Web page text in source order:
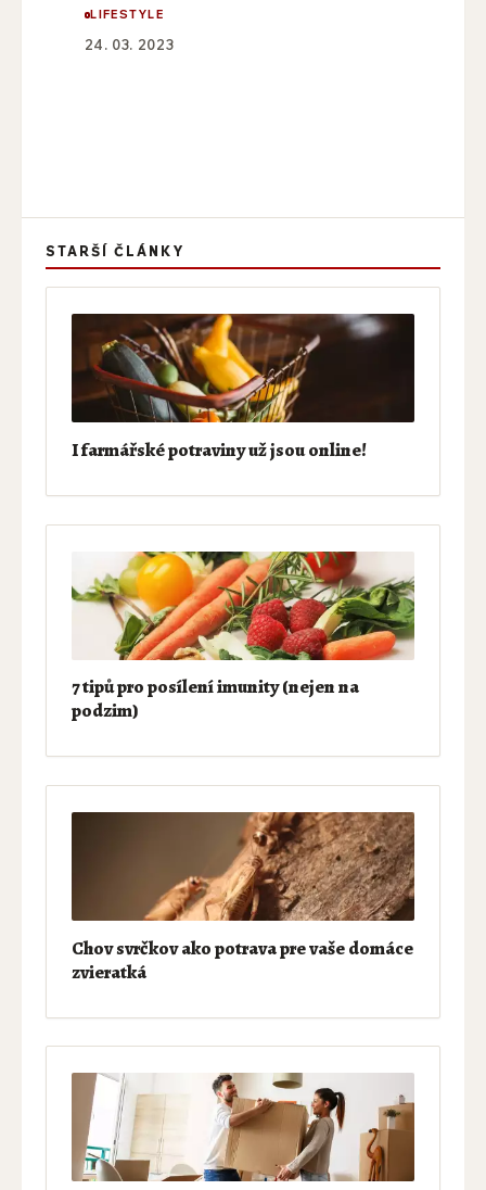
LIFESTYLE
24. 03. 2023
STARŠÍ ČLÁNKY
I farmářské potraviny už jsou online!
7 tipů pro posílení imunity (nejen na
podzim)
Chov svrčkov ako potrava pre vaše domáce
zvieratká